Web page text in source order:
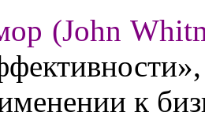
(John
к